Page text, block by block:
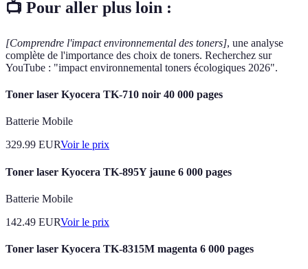
📺 Pour aller plus loin :
[Comprendre l'impact environnemental des toners], une analyse
complète de l'importance des choix de toners. Recherchez sur
YouTube : "impact environnemental toners écologiques 2026".
Toner laser Kyocera TK-710 noir 40 000 pages
Batterie Mobile
329.99 EURVoir le prix
Toner laser Kyocera TK-895Y jaune 6 000 pages
Batterie Mobile
142.49 EURVoir le prix
Toner laser Kyocera TK-8315M magenta 6 000 pages